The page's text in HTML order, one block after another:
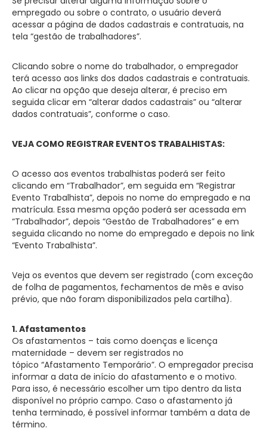
empregado ou sobre o contrato, o usuário deverá
acessar a página de dados cadastrais e contratuais, na
tela “gestão de trabalhadores”.
Clicando sobre o nome do trabalhador, o empregador
terá acesso aos links dos dados cadastrais e contratuais.
Ao clicar na opção que deseja alterar, é preciso em
seguida clicar em “alterar dados cadastrais” ou “alterar
dados contratuais”, conforme o caso.
VEJA COMO REGISTRAR EVENTOS TRABALHISTAS:
O acesso aos eventos trabalhistas poderá ser feito
clicando em “Trabalhador”, em seguida em “Registrar
Evento Trabalhista”, depois no nome do empregado e na
matrícula. Essa mesma opção poderá ser acessada em
“Trabalhador”, depois “Gestão de Trabalhadores” e em
seguida clicando no nome do empregado e depois no link
“Evento Trabalhista”.
Veja os eventos que devem ser registrado (com exceção
de folha de pagamentos, fechamentos de mês e aviso
prévio, que não foram disponibilizados pela cartilha).
1. Afastamentos
Os afastamentos – tais como doenças e licença
maternidade – devem ser registrados no
tópico “Afastamento Temporário”. O empregador precisa
informar a data de início do afastamento e o motivo.
Para isso, é necessário escolher um tipo dentro da lista
disponível no próprio campo. Caso o afastamento já
tenha terminado, é possível informar também a data de
término.